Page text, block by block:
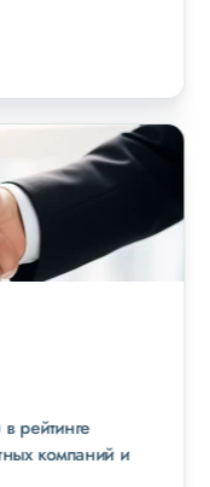
рейтинге
компаний и